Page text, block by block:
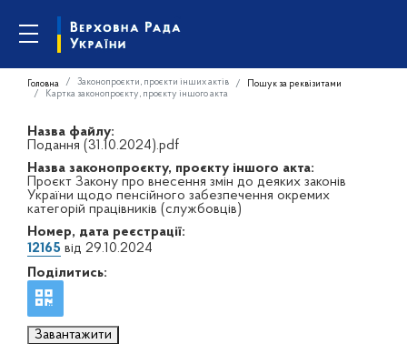
Головна Законопроєкти, проєкти інших актів
Пошук за реквізитами
Картка законопроєкту, проєкту іншого акта
Назва файлу:
Подання (31.10.2024).pdf
Назва законопроєкту, проєкту іншого акта:
Проєкт Закону про внесення змін до деяких законів
України щодо пенсійного забезпечення окремих
категорій працівників (службовців)
Номер, дата реєстрації:
12165 від 29.10.2024
Поділитись:
Завантажити